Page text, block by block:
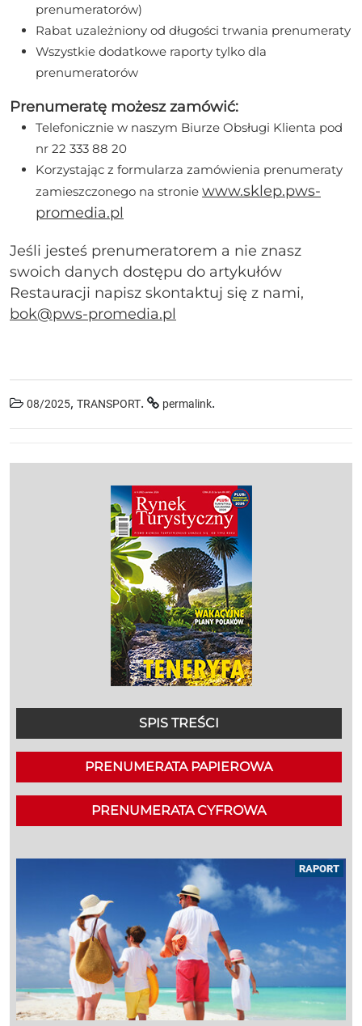
prenumeratorów)
Rabat uzależniony od długości trwania prenumeraty
Wszystkie dodatkowe raporty tylko dla
prenumeratorów
Prenumeratę możesz zamówić:
Telefonicznie w naszym Biurze Obsługi Klienta pod
nr 22 333 88 20
Korzystając z formularza zamówienia prenumeraty
zamieszczonego na stronie www.sklep.pws-
promedia.pl
Jeśli jesteś prenumeratorem a nie znasz
swoich danych dostępu do artykułów
Restauracji napisz skontaktuj się z nami,
bok@pws-promedia.pl
08/2025, TRANSPORT. permalink.
SPIS TREŚCI
PRENUMERATA PAPIEROWA
PRENUMERATA CYFROWA
RAPORT